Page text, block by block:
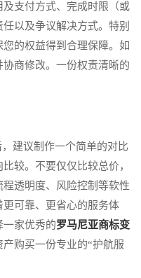
支付方式、完成时限（或
以及争议解决方式。特别
的权益得到合理保障。如
商修改。一份权责清晰的
建议制作一个简单的对比
较。不要仅仅比较总价，
透明度、风险控制等软性
可靠、更省心的服务体
一家优秀的罗马尼亚商标变
购买一份专业的“护航服